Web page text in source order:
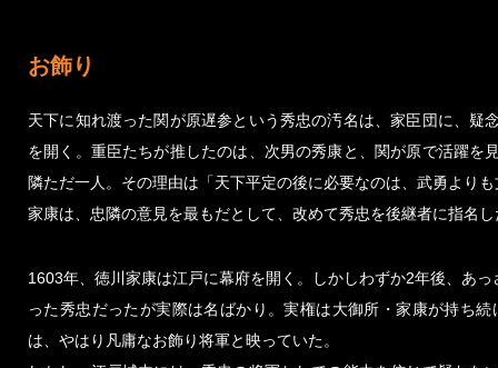
お飾り
天下に知れ渡った関が原遅参という秀忠の汚名は、家臣団に、
を開く。重臣たちが推したのは、次男の秀康と、関が原で活躍
隣ただ一人。その理由は「天下平定の後に必要なのは、武勇より
家康は、忠隣の意見を最もだとして、改めて秀忠を後継者に指名
1603年、徳川家康は江戸に幕府を開く。しかしわずか2年後、あ
った秀忠だったが実際は名ばかり。実権は大御所・家康が持ち
は、やはり凡庸なお飾り将軍と映っていた。